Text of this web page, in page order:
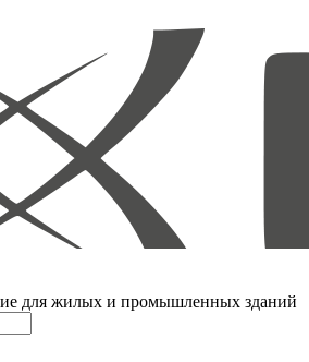
для жилых и промышленных зданий